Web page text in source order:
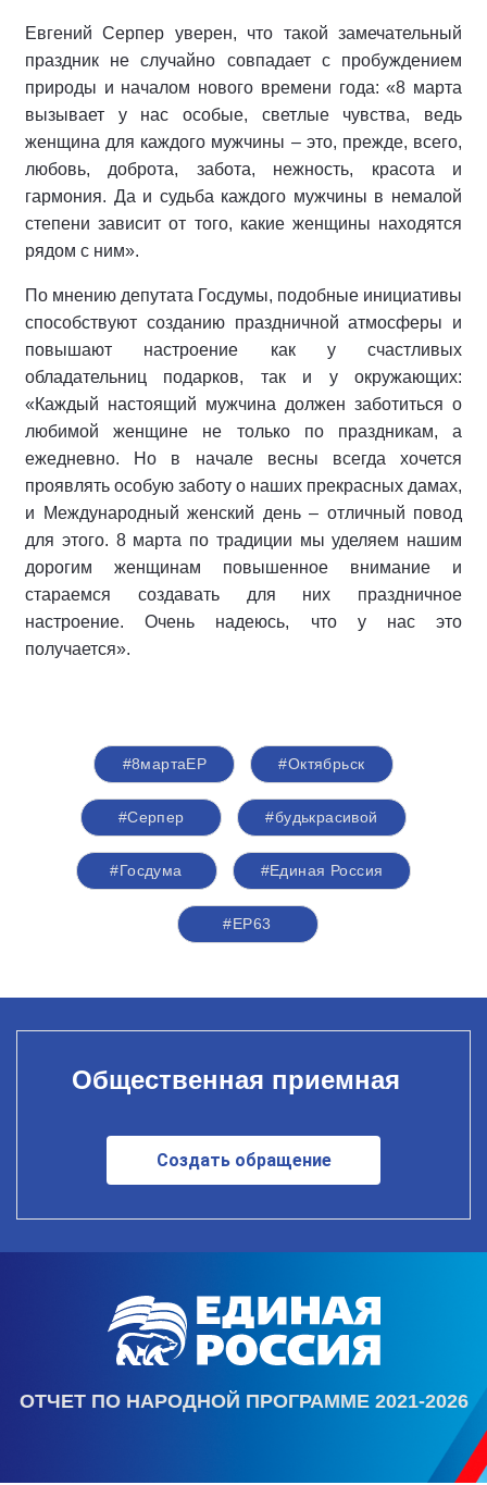
Евгений Серпер уверен, что такой замечательный
праздник не случайно совпадает с пробуждением
природы и началом нового времени года: «8 марта
вызывает у нас особые, светлые чувства, ведь
женщина для каждого мужчины – это, прежде, всего,
любовь, доброта, забота, нежность, красота и
гармония. Да и судьба каждого мужчины в немалой
степени зависит от того, какие женщины находятся
рядом с ним».
По мнению депутата Госдумы, подобные инициативы
способствуют созданию праздничной атмосферы и
повышают настроение как у счастливых
обладательниц подарков, так и у окружающих:
«Каждый настоящий мужчина должен заботиться о
любимой женщине не только по праздникам, а
ежедневно. Но в начале весны всегда хочется
проявлять особую заботу о наших прекрасных дамах,
и Международный женский день – отличный повод
для этого. 8 марта по традиции мы уделяем нашим
дорогим женщинам повышенное внимание и
стараемся создавать для них праздничное
настроение. Очень надеюсь, что у нас это
получается».
#8мартаЕР #Октябрьск
#Серпер #будькрасивой
#Госдума #Единая Россия
#ЕР63
Общественная приемная
Создать обращение
ОТЧЕТ ПО НАРОДНОЙ ПРОГРАММЕ 2021-2026